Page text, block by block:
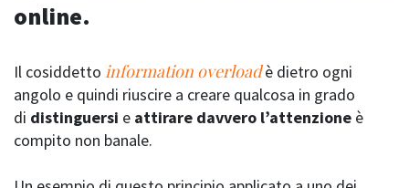
online.
Il cosiddetto information overload è dietro ogni
angolo e quindi riuscire a creare qualcosa in grado
di distinguersi e attirare davvero l’attenzione è
compito non banale.